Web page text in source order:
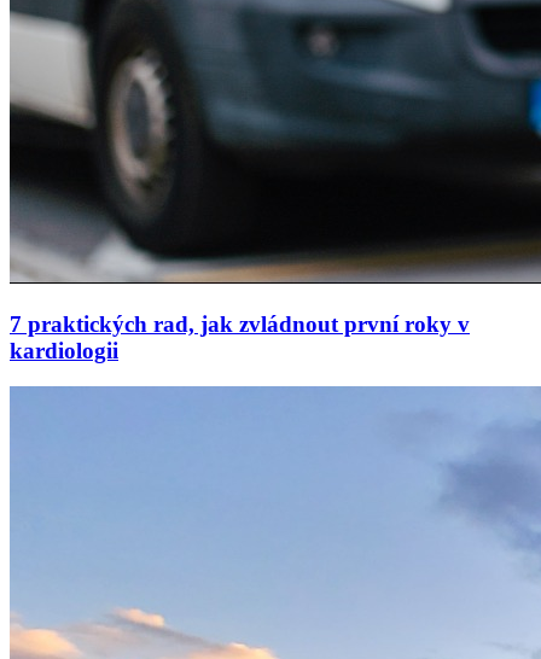
7 praktických rad, jak zvládnout první roky v
kardiologii